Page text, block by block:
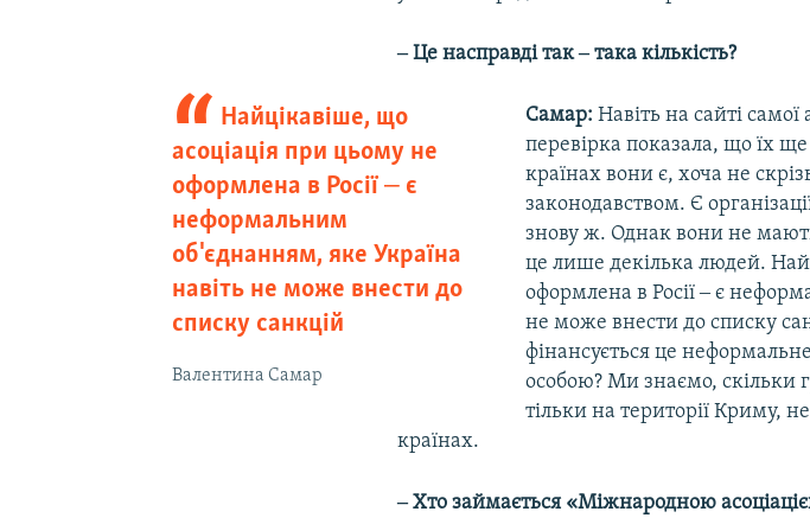
‒ Це насправді так ‒ така кількість?
Найцікавіше, що
асоціація при цьому не
оформлена в Росії ‒ є
неформальним
об'єднанням, яке Україна
навіть не може внести до
списку санкцій
Валентина Самар
Самар: Навіть на сайті
перевірка показала, що їх
країнах вони є, хоча не
законодавством. Є
знову ж. Однак вони не мають
це лише декілька людей.
оформлена в Росії ‒ є
не може внести до списку
фінансується це
особою? Ми знаємо, скільки
тільки на території Криму,
країнах.
‒ Хто займається «Міжнародною